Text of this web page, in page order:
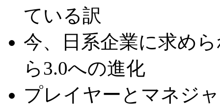
ている訳
今、日系企業に求め
ら3.0への進化
プレイヤーとマネジ